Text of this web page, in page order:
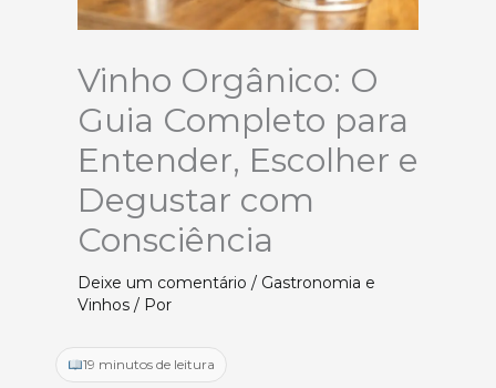
Vinho Orgânico: O
Guia Completo para
Entender, Escolher e
Degustar com
Consciência
Deixe um comentário / Gastronomia e
Vinhos / Por
19 minutos de leitura